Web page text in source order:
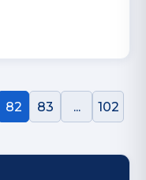
82 83 ... 102